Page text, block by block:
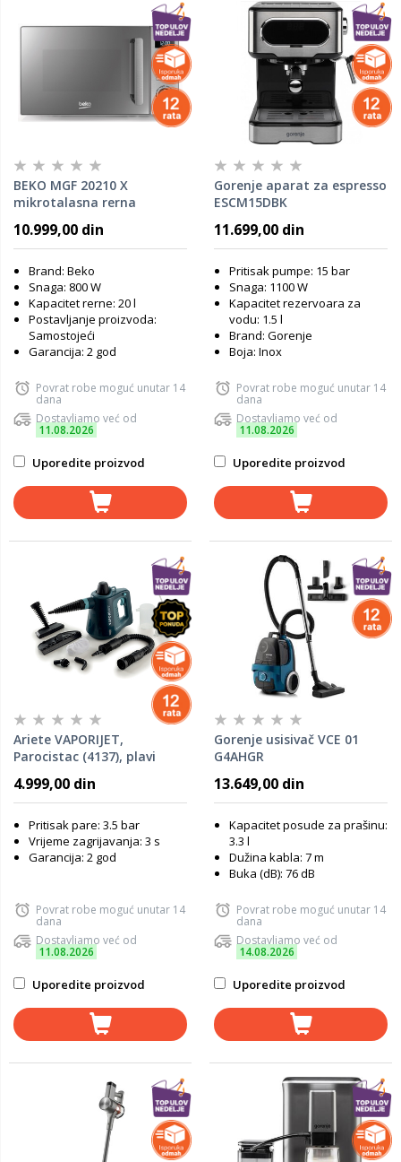
BEKO MGF 20210 X
mikrotalasna rerna
10.999,00 din
Brand: Beko
Snaga: 800 W
Kapacitet rerne: 20 l
Postavljanje proizvoda:
Samostojeći
Garancija: 2 god
Povrat robe moguć unutar 14
dana
Dostavljamo već od
11.08.2026
Uporedite proizvod
Gorenje aparat za espresso
ESCM15DBK
11.699,00 din
Pritisak pumpe: 15 bar
Snaga: 1100 W
Kapacitet rezervoara za
vodu: 1.5 l
Brand: Gorenje
Boja: Inox
Povrat robe moguć unutar 14
dana
Dostavljamo već od
11.08.2026
Uporedite proizvod
Ariete VAPORIJET,
Parocistac (4137), plavi
4.999,00 din
Pritisak pare: 3.5 bar
Vrijeme zagrijavanja: 3 s
Garancija: 2 god
Povrat robe moguć unutar 14
dana
Dostavljamo već od
11.08.2026
Uporedite proizvod
Gorenje usisivač VCE 01
G4AHGR
13.649,00 din
Kapacitet posude za prašinu:
3.3 l
Dužina kabla: 7 m
Buka (dB): 76 dB
Povrat robe moguć unutar 14
dana
Dostavljamo već od
14.08.2026
Uporedite proizvod